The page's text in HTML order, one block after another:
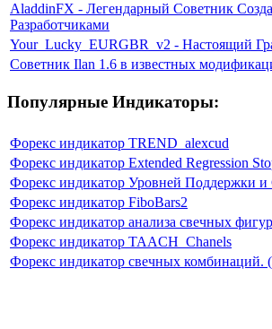
AladdinFX - Легендарный Советник
Разработчиками
Your_Lucky_EURGBR_v2 - Настоящий
Советник Ilan 1.6 в известных
Популярные Индикаторы:
Форекс индикатор TREND_alexcud
Форекс индикатор Extended Regression
Форекс индикатор Уровней Поддержки и
Форекс индикатор FiboBars2
Форекс индикатор анализа свечных фигур
Форекс индикатор TAACH_Chanels
Форекс индикатор свечных комбинаций.